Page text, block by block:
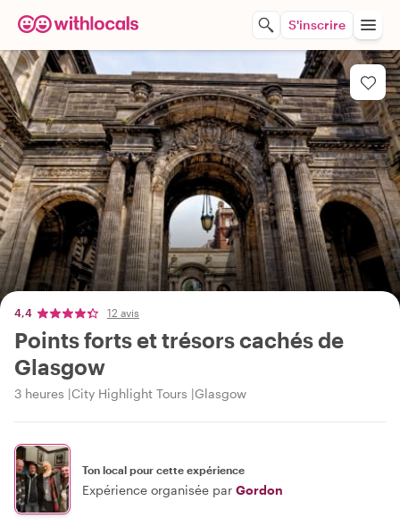
S'inscrire
4,4 12 avis
Points forts et trésors cachés de
Glasgow
3 heures City Highlight Tours Glasgow
Ton local pour cette expérience
Expérience organisée par Gordon